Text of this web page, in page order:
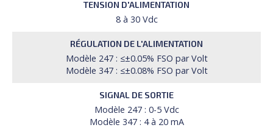
TENSION D'ALIMENTATION
8 à 30 Vdc
RÉGULATION DE L'ALIMENTATION
Modèle 247 : ≤±0.05% FSO par Volt
Modèle 347 : ≤±0.08% FSO par Volt
SIGNAL DE SORTIE
Modèle 247 : 0-5 Vdc
Modèle 347 : 4 à 20 mA